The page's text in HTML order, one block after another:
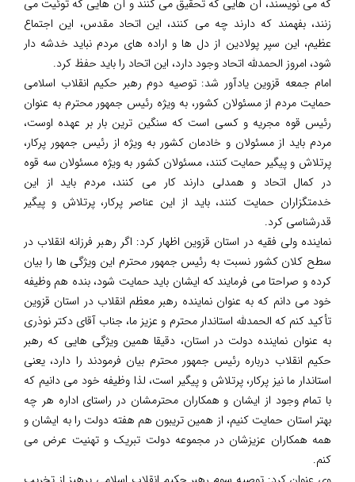
که می نویسند، آن هایی که تحقیق می کنند و آن هایی که توئیت می
زنند، بفهمند که دارند چه می کنند، این اتحاد مقدس، این اجتماع
عظیم، این سپر پولادین از دل ها و اراده های مردم نباید خدشه دار
شود، امروز الحمدلله اتحاد وجود دارد، این اتحاد را باید حفظ کرد.
امام جمعه قزوین یادآور شد: توصیه دوم رهبر حکیم انقلاب اسلامی
حمایت مردم از مسئولان کشور، به ویژه رئیس جمهور محترم به عنوان
رئیس قوه مجریه و کسی است که سنگین ترین بار بر عهده اوست،
مردم باید از مسئولان و خادمان کشور به ویژه از رئیس جمهور پرکار،
پرتلاش و پیگیر حمایت کنند، مسئولان کشور به ویژه مسئولان سه قوه
در کمال اتحاد و همدلی دارند کار می کنند، مردم باید از این
خدمتگزاران حمایت کنند، باید از این عناصر پرکار، پرتلاش و پیگیر
قدرشناسی کرد.
نماینده ولی فقیه در استان قزوین اظهار کرد: اگر رهبر فرزانه انقلاب در
سطح کلان کشور نسبت به رئیس جمهور محترم این ویژگی ها را بیان
کرده و صراحتا می فرمایند که ایشان باید حمایت شود، بنده هم وظیفه
خود می دانم که به عنوان نماینده رهبر معظم انقلاب در استان قزوین
تأکید کنم که الحمدلله استاندار محترم و عزیز ما، جناب آقای دکتر نوذری
به عنوان نماینده دولت در استان، دقیقا همین ویژگی هایی که رهبر
حکیم انقلاب درباره رئیس جمهور محترم بیان فرمودند را دارد، یعنی
استاندار ما نیز پرکار، پرتلاش و پیگیر است، لذا وظیفه خود می دانیم که
با تمام وجود از ایشان و همکاران محترمشان در راستای اداره هر چه
بهتر استان حمایت کنیم، از همین تریبون هم هفته دولت را به ایشان و
همه همکاران عزیزشان در مجموعه دولت تبریک و تهنیت عرض می
کنم.